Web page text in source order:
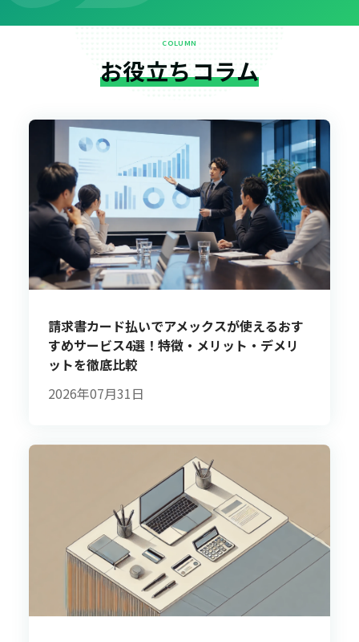
COLUMN
お役立ちコラム
請求書カード払いでアメックスが使えるおす
すめサービス4選！特徴・メリット・デメリ
ットを徹底比較
2026年07月31日